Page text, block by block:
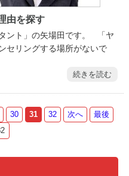
由を探す
ント」の矢場田です。 「ヤ
セリングする場所がないで
続きを読む
30 31 32 次へ
最後